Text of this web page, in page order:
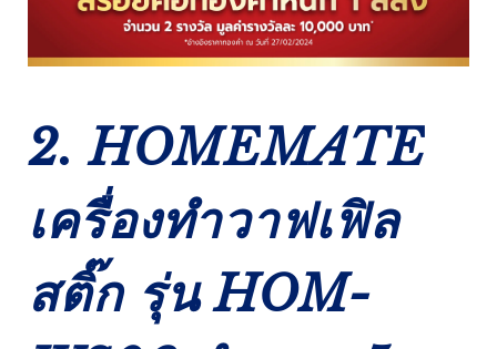
2. HOMEMATE
เครื่องทำวาฟเฟิล
สติ๊ก รุ่น HOM-